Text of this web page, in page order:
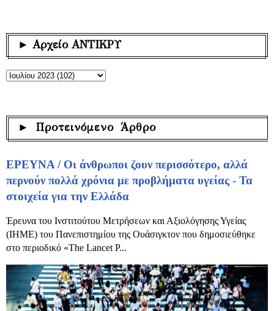
► Αρχείο ΑΝΤΙΚΡΥ
► Προτεινόμενο Άρθρο
ΕΡΕΥΝΑ / Οι άνθρωποι ζουν περισσότερο, αλλά
περνούν πολλά χρόνια με προβλήματα υγείας - Τα
στοιχεία για την Ελλάδα
Έρευνα του Ινστιτούτου Μετρήσεων και Αξιολόγησης Υγείας
(IHME) του Πανεπιστημίου της Ουάσιγκτον που δημοσιεύθηκε
στο περιοδικό «The Lancet P...